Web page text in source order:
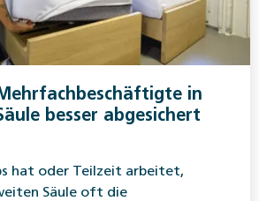
in
besser abgesichert
hat oder Teilzeit arbeitet,
Säule oft die